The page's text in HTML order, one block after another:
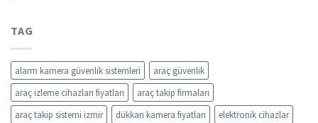
TAG
alarm kamera güvenlik sistemleri
araç güvenlik
araç izleme cihazları fiyatları
araç takip firmaları
araç takip sistemi izmir
dükkan kamera fiyatları
elektronik cihazlar